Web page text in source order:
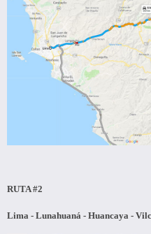
RUTA #2
Lima - Lunahuaná - Huancaya -